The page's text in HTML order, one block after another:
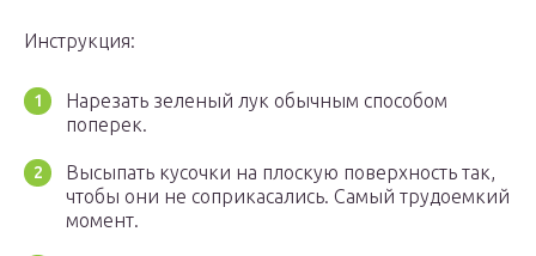
Инструкция:
Нарезать зеленый лук обычным способом
поперек.
Высыпать кусочки на плоскую поверхность так,
чтобы они не соприкасались. Самый трудоемкий
момент.